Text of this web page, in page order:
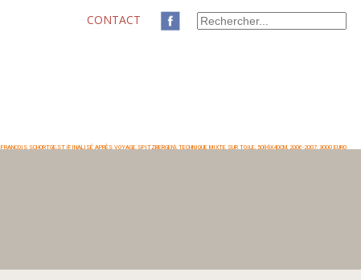
CONTACT
FRANÇOIS SCHORTGE,ST (FINALISÉ APRÈS VOYAGE SPITZBERGEN), TECHNIQUE MIXTE SUR TOILE, 50(H)X40CM, 2006-2007, 3000 EURO